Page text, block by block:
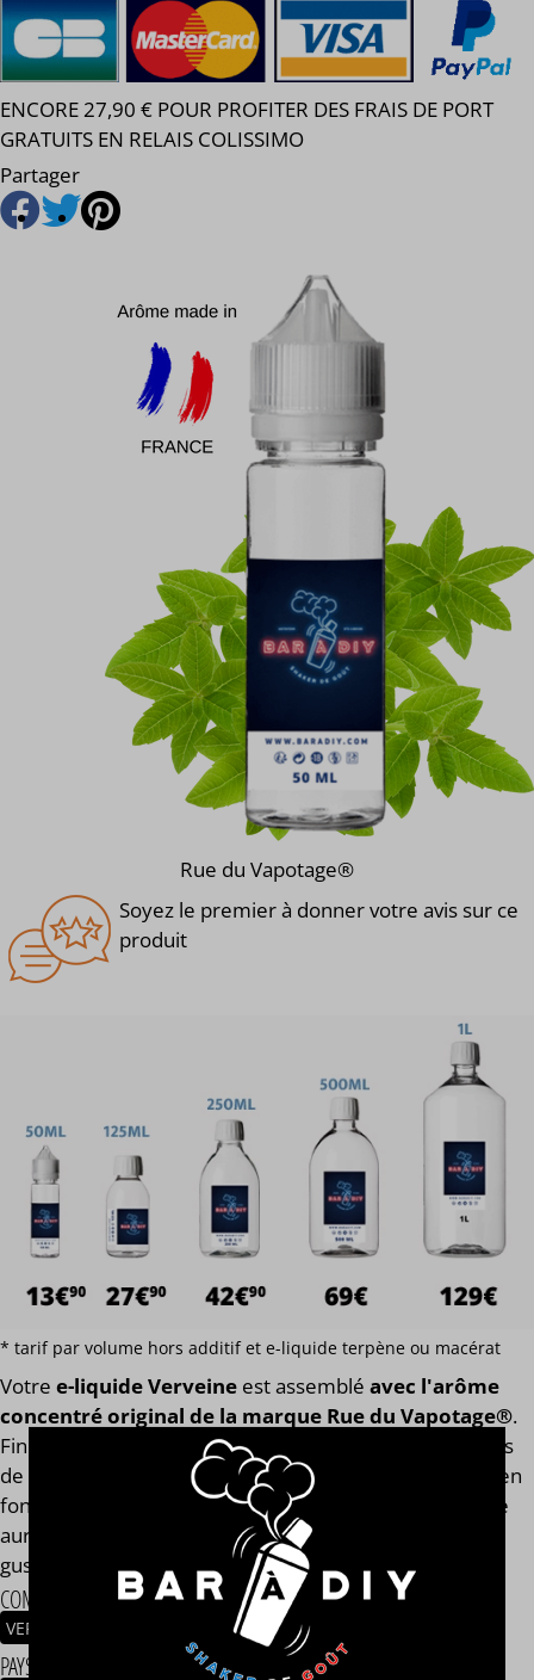
* tarif par volume hors additif et e-liquide terpène ou macérat
Votre e-liquide Verveine est assemblé avec l'arôme
concentré original de la marque Rue du Vapotage®.
Finis les e-liquides trop dilués après l'ajout des boosters
de nicotine ! Notre calculateur mesure votre e-liquide en
fonction de son volume global. Votre e-liquide Verveine
aura toujours le même goût et les mêmes qualités
gustatives, que vous soyez en 0, 2, 9, 11 ou 14 mg/ml.
COMPOSITION
VERVEINE
PAYS / ORIGINE DU CONCENTRÉ
ENCORE 27,90 € POUR PROFITER DES FRAIS DE PORT
GRATUITS EN RELAIS COLISSIMO
Partager
Rue du Vapotage®
Soyez le premier à donner votre avis sur ce
produit